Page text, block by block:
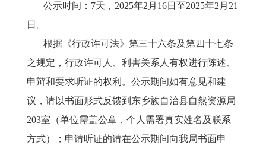
公示时间： 7天，2025年2 月 16日至2025年2 月 21
日。
根据《行政许可法》第三十六条及第四十七条
之规定，行政许可人、利害关系人有权进行陈述、
申辩和要求听证的权利。公示期间如有意见和建
议，请以书面形式反馈到东乡族自治县自然资源局
203室（单位需盖公章，个人需署真实姓名及联系
方式）；申请听证的请在公示期间向我局书面申